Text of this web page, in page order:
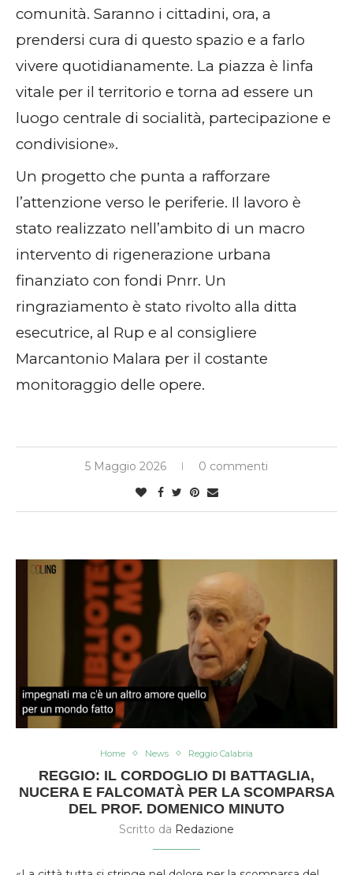
comunità. Saranno i cittadini, ora, a
prendersi cura di questo spazio e a farlo
vivere quotidianamente. La piazza è linfa
vitale per il territorio e torna ad essere un
luogo centrale di socialità, partecipazione e
condivisione».
Un progetto che punta a rafforzare
l’attenzione verso le periferie. Il lavoro è
stato realizzato nell’ambito di un macro
intervento di rigenerazione urbana
finanziato con fondi Pnrr. Un
ringraziamento è stato rivolto alla ditta
esecutrice, al Rup e al consigliere
Marcantonio Malara per il costante
monitoraggio delle opere.
5 Maggio 2026 0 commenti
Home News Reggio Calabria
REGGIO: IL CORDOGLIO DI BATTAGLIA,
NUCERA E FALCOMATÀ PER LA SCOMPARSA
DEL PROF. DOMENICO MINUTO
Scritto da Redazione